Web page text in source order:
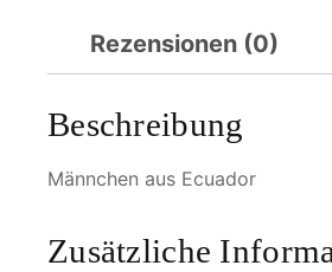
M
n
e
Rezensionen (0)
Beschreibung
Männchen aus Ecuador
Zusätzliche